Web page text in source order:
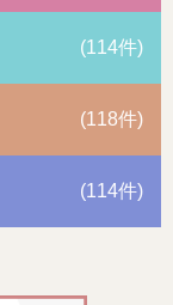
(114件)
(118件)
(114件)